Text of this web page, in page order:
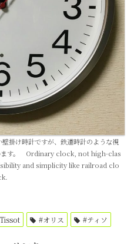
掛け時計ですが、鉄道時計のような視
ます。 Ordinary clock, not high-clas
and simplicity like railroad clo
#オリス #ティソ